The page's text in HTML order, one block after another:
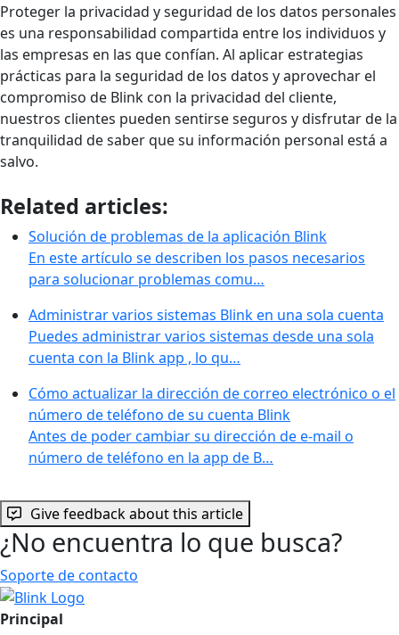
Proteger la privacidad y seguridad de los datos personales
es una responsabilidad compartida entre los individuos y
las empresas en las que confían. Al aplicar estrategias
prácticas para la seguridad de los datos y aprovechar el
compromiso de Blink con la privacidad del cliente,
nuestros clientes pueden sentirse seguros y disfrutar de la
tranquilidad de saber que su información personal está a
salvo.
Related articles:
Solución de problemas de la aplicación Blink
En este artículo se describen los pasos necesarios
para solucionar problemas comu…
Administrar varios sistemas Blink en una sola cuenta
Puedes administrar varios sistemas desde una sola
cuenta con la Blink app , lo qu…
Cómo actualizar la dirección de correo electrónico o el
número de teléfono de su cuenta Blink
Antes de poder cambiar su dirección de e-mail o
número de teléfono en la app de B…
Give feedback about this article
¿No encuentra lo que busca?
Soporte de contacto
Principal